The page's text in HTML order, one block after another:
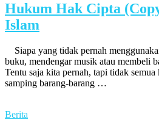
Hukum Hak Cipta
Islam
Siapa yang tidak pernah
buku, mendengar musik atau membeli
Tentu saja kita pernah, tapi tidak
samping barang-barang …
Berita